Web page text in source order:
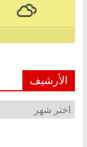
الأرشيف
الأرشيف